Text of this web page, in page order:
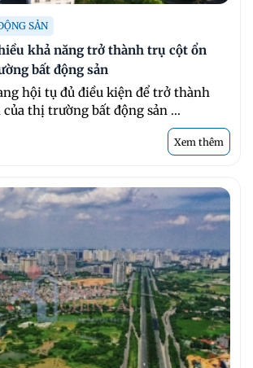
SẢN
khả năng trở thành trụ cột ổn
bất động sản
hội tụ đủ điều kiện để trở thành
thị trường bất động sản ...
Xem thêm